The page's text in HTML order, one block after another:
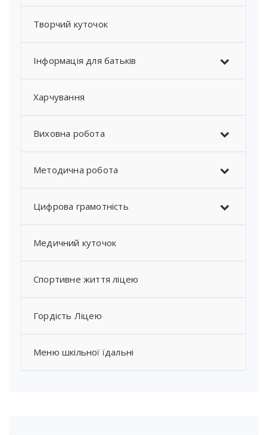
Творчий куточок
Інформація для батьків
Харчування
Виховна робота
Методична робота
Цифрова грамотність
Медичний куточок
Спортивне життя ліцею
Гордість Ліцею
Меню шкільної їдальні